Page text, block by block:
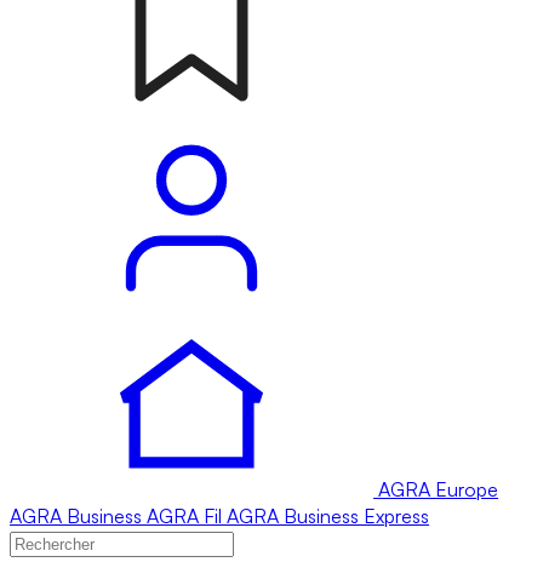
AGRA Europe
AGRA Business AGRA Fil AGRA Business Express